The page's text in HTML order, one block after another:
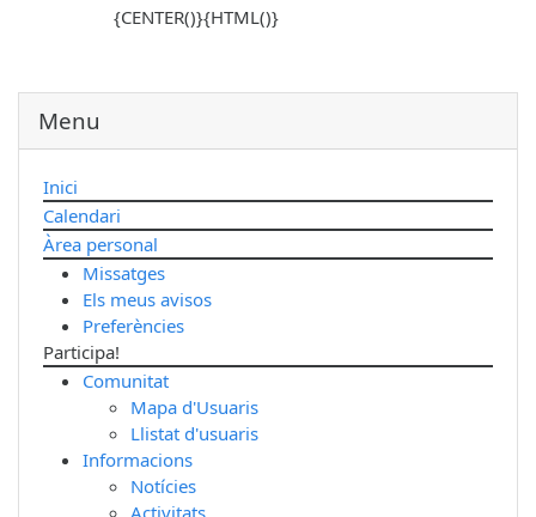
{CENTER()}{HTML()}
Menu
Inici
Calendari
Àrea personal
Missatges
Els meus avisos
Preferències
Participa!
Comunitat
Mapa d'Usuaris
Llistat d'usuaris
Informacions
Notícies
Activitats